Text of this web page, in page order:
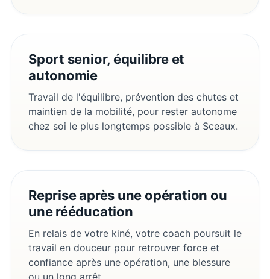
Sport senior, équilibre et
autonomie
Travail de l'équilibre, prévention des chutes et
maintien de la mobilité, pour rester autonome
chez soi le plus longtemps possible à Sceaux.
Reprise après une opération ou
une rééducation
En relais de votre kiné, votre coach poursuit le
travail en douceur pour retrouver force et
confiance après une opération, une blessure
ou un long arrêt.